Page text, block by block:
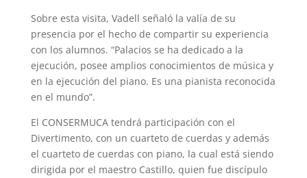
Sobre esta visita, Vadell señaló la valía de su
presencia por el hecho de compartir su experiencia
con los alumnos. “Palacios se ha dedicado a la
ejecución, posee amplios conocimientos de música y
en la ejecución del piano. Es una pianista reconocida
en el mundo”.
El CONSERMUCA tendrá participación con el
Divertimento, con un cuarteto de cuerdas y además
el cuarteto de cuerdas con piano, la cual está siendo
dirigida por el maestro Castillo, quien fue discípulo